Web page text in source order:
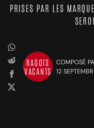
PRISES PAR LES
RAGOTS
VACANTS
COMPOSÉ
12